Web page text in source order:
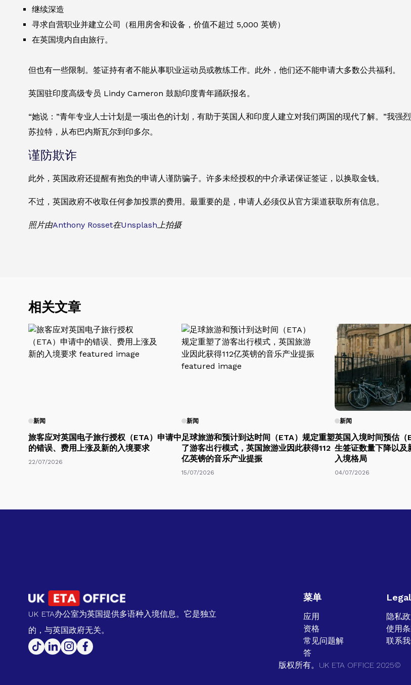
继续深造
寻求自营职业并建立公司（租用房舍和设备，价值不超过 5,000 英镑）
在英国境内自由旅行。
但也有一些限制。签证持有者不能从事职业运动员或教练工作。此外，他们还不能申请大多数公共福利。
英国驻印度高级专员 Lindy Cameron 鼓励印度青年踊跃报名。
“她说：”青年专业人士计划是一项出色的计划，有助于英国人和印度人建立对我们两国的现代了解。”我强
苏拉特，从布巴内斯瓦尔到印多尔。
谨防欺诈
此外，英国政府还提醒有抱负的申请人谨防骗子。许多未经授权的中介承诺保证签证，以换取金钱。
不过，英国政府不收取任何参加投票的费用。最重要的是，申请人必须仅从官方渠道获取所有信息。
照片由Anthony Rosset在Unsplash上拍摄
相关文章
新闻
旅客应对英国电子旅行授权（ETA）申请中
的错误、费用上涨及新的入境要求
22/07/2026
新闻
足球旅游和预计到达时间（ETA）规定重塑
了游客出行模式，英国旅游业因此获得112
亿英镑的音乐产业提振
15/07/2026
新闻
英国入境时间预估（
生签证数量下降以及
入境格局
04/07/2026
UK ETA办公室为英国提供多语种入境信息。它是独立
的，与英国政府无关。
菜单
应用
资格
常见问题解
答
隐私
使用
联系
版权所有。UK ETA OFFICE 2025©